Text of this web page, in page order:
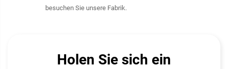
besuchen Sie unsere Fabrik.
Holen Sie sich ein